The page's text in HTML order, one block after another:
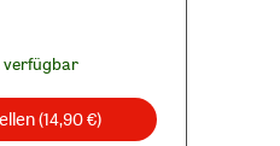
(14,90 €)